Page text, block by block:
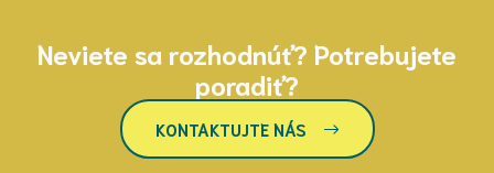
Neviete sa rozhodnúť? Potrebujete
poradiť?
KONTAKTUJTE NÁS